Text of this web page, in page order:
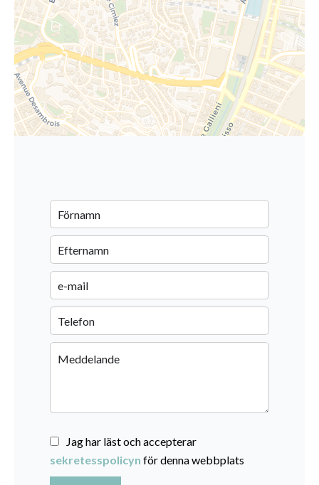
Jag har läst och accepterar
sekretesspolicyn för denna webbplats